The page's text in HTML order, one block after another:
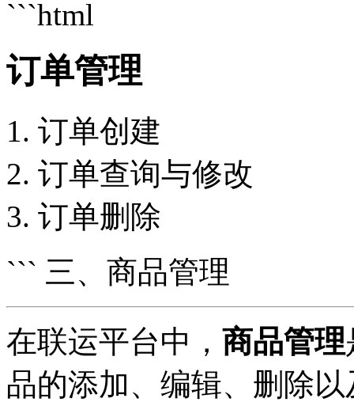
```html
订单管理
订单创建
订单查询与修改
订单删除
``` 三、商品管理
在联运平台中， 商品管理
品的添加、编辑、删除